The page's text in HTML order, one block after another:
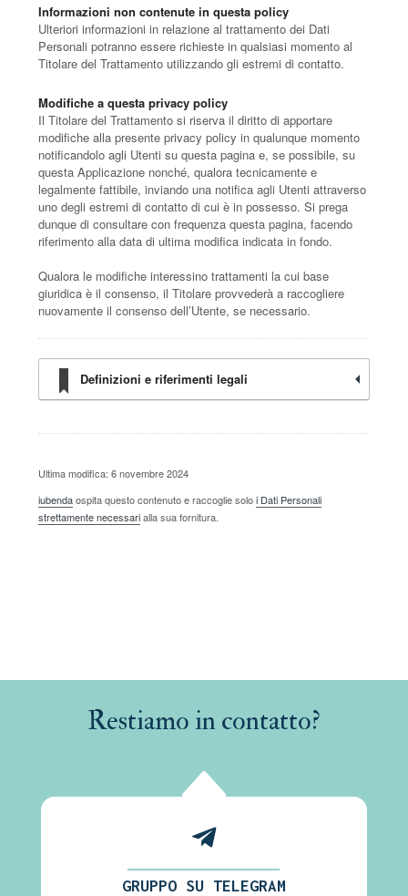
Informazioni non contenute in questa policy
Ulteriori informazioni in relazione al trattamento dei Dati
Personali potranno essere richieste in qualsiasi momento al
Titolare del Trattamento utilizzando gli estremi di contatto.
Modifiche a questa privacy policy
Il Titolare del Trattamento si riserva il diritto di apportare
modifiche alla presente privacy policy in qualunque momento
notificandolo agli Utenti su questa pagina e, se possibile, su
questa Applicazione nonché, qualora tecnicamente e
legalmente fattibile, inviando una notifica agli Utenti attraverso
uno degli estremi di contatto di cui è in possesso. Si prega
dunque di consultare con frequenza questa pagina, facendo
riferimento alla data di ultima modifica indicata in fondo.
Qualora le modifiche interessino trattamenti la cui base
giuridica è il consenso, il Titolare provvederà a raccogliere
nuovamente il consenso dell’Utente, se necessario.
Definizioni e riferimenti legali
Ultima modifica: 6 novembre 2024
iubendaospita questo contenuto e raccoglie soloi Dati Personali
strettamente necessarialla sua fornitura.
Restiamo in contatto?
B

GRUPPO SU TELEGRAM